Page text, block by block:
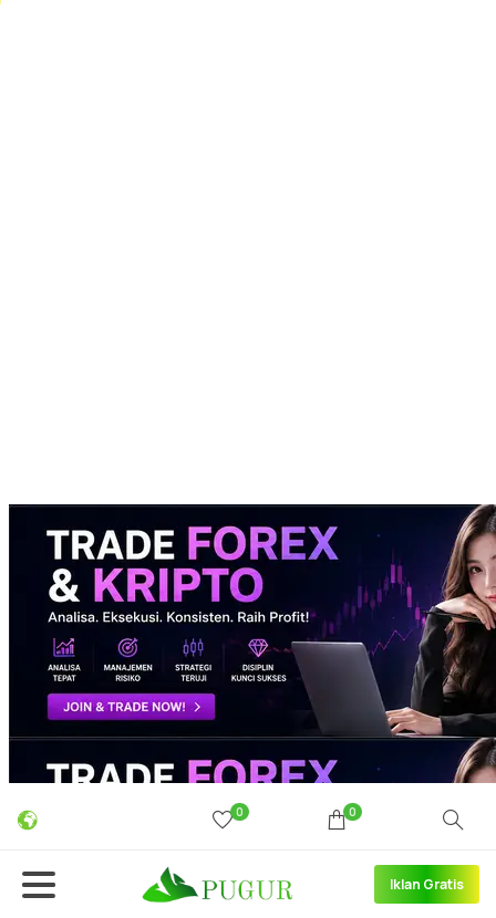
0 0
Iklan Gratis